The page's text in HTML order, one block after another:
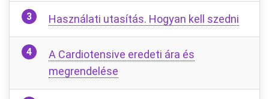
Használati utasítás. Hogyan kell szedni
A Cardiotensive eredeti ára és
megrendelése